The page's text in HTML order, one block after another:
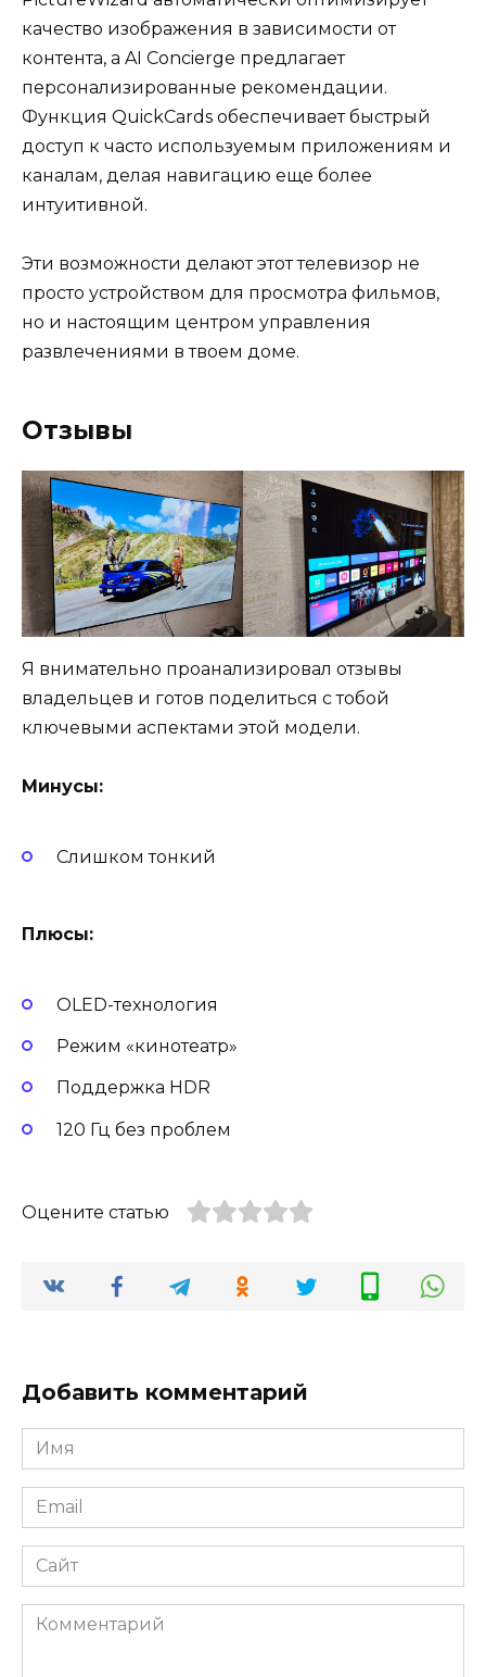
качество изображения в зависимости от
контента, а AI Concierge предлагает
персонализированные рекомендации.
Функция QuickCards обеспечивает быстрый
доступ к часто используемым приложениям и
каналам, делая навигацию еще более
интуитивной.
Эти возможности делают этот телевизор не
просто устройством для просмотра фильмов,
но и настоящим центром управления
развлечениями в твоем доме.
Отзывы
Я внимательно проанализировал отзывы
владельцев и готов поделиться с тобой
ключевыми аспектами этой модели.
Минусы:
Слишком тонкий
Плюсы:
OLED-технология
Режим «кинотеатр»
Поддержка HDR
120 Гц без проблем
Оцените статью
Добавить комментарий
Имя
Email
Сайт
Комментарий